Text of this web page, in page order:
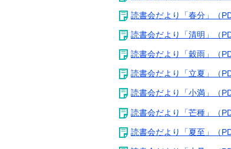
読書会だより「春分」（
読書会だより「清明」（
読書会だより「穀雨」（
読書会だより「立夏」（
読書会だより「小満」（
読書会だより「芒種」（
読書会だより「夏至」（